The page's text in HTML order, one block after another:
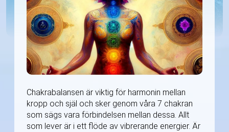
Chakrabalansen är viktig för harmonin mellan
kropp och själ och sker genom våra 7 chakran
som sägs vara förbindelsen mellan dessa. Allt
som lever är i ett flöde av vibrerande energier. Är